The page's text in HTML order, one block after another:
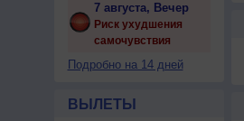
7 августа, Вечер
Риск ухудшения
самочувствия
Подробно на 14 дней
ВЫЛЕТЫ